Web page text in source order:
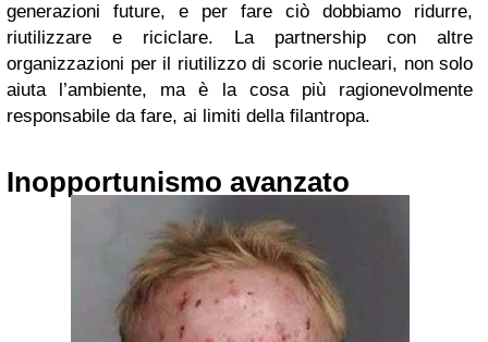
generazioni future, e per fare ciò dobbiamo ridurre,
riutilizzare e riciclare. La partnership con altre
organizzazioni per il riutilizzo di scorie nucleari, non solo
aiuta l’ambiente, ma è la cosa più ragionevolmente
responsabile da fare, ai limiti della filantropa.
Inopportunismo avanzato